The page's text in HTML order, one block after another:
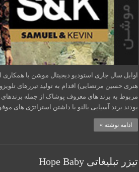
اوایل سال جاری استودیو دیجیتال موشن با
هنری حسین مرتضایی) اقدام به تولید تیزرهای
بودند.برند آسیایی بالنو با داشتن استراتژی های
ادامه نوشته »
تیزر تبلیغاتی Hope Baby